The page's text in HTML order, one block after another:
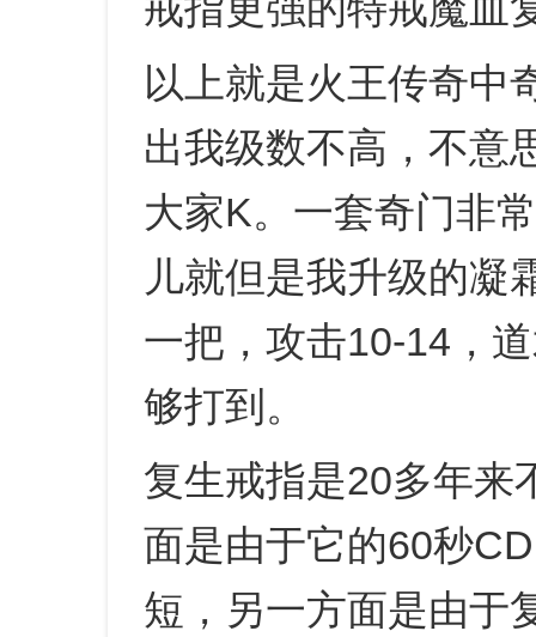
以上就是火王传奇中
出我级数不高，不意
大家K。一套奇门非
儿就但是我升级的凝
一把，攻击10-14，
够打到。
复生戒指是20多年来
面是由于它的60秒
短，另一方面是由于